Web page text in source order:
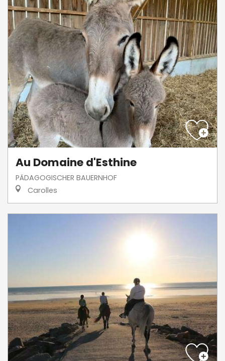
Au Domaine d'Esthine
PÄDAGOGISCHER BAUERNHOF
Carolles